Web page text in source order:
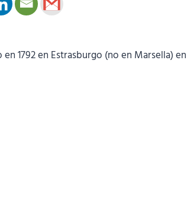
1792 en Estrasburgo (no en Marsella) en